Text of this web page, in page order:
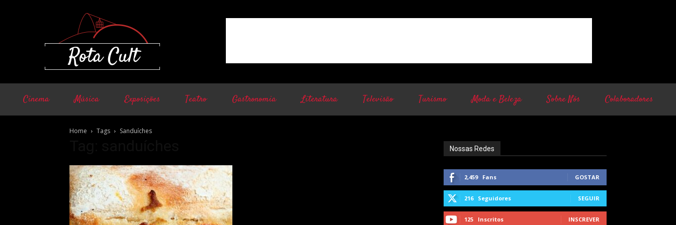
Cinema Música Exposições Teatro Gastronomia Literatura Televisão Turismo Moda e Beleza Sobre Nós Colaboradores
Home Tags Sanduíches
Nossas Redes
2,459 Fans GOSTAR
216 Seguidores SEGUIR
125 Inscritos INSCREVER